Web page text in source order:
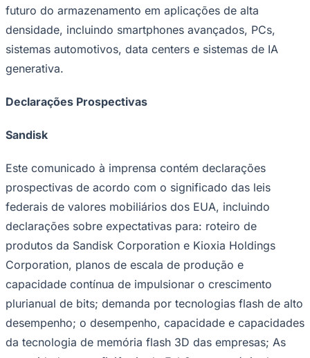
Mirassol
futuro do armazenamento em aplicações de alta
densidade, incluindo smartphones avançados, PCs,
sistemas automotivos, data centers e sistemas de IA
generativa.
Declarações Prospectivas
Sandisk
Este comunicado à imprensa contém declarações
prospectivas de acordo com o significado das leis
federais de valores mobiliários dos EUA, incluindo
declarações sobre expectativas para: roteiro de
produtos da Sandisk Corporation e Kioxia Holdings
Corporation, planos de escala de produção e
capacidade contínua de impulsionar o crescimento
plurianual de bits; demanda por tecnologias flash de alto
desempenho; o desempenho, capacidade e capacidades
da tecnologia de memória flash 3D das empresas; As